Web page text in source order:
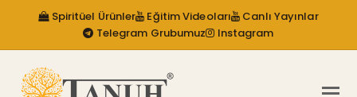
Spiritüel Ürünler Eğitim Videoları
Canlı Yayınlar
Telegram Grubumuz
Instagram